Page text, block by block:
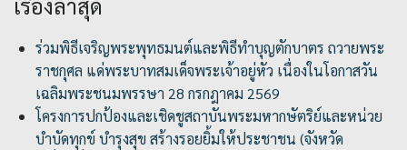
ร่วมพิธีเจริญพระพุทธมนต์และพิธีทำบุญตักบาตร ถวายพระ
ราชกุศล แด่พระบาทสมเด็จพระเจ้าอยู่หัว เนื่องในโอกาสวัน
เฉลิมพระชนมพรรษา 28 กรกฎาคม 2569
โครงการปกป้องและเชิดชูสถาบันพระมหากษัตริย์และหน่วย
บำบัดทุกข์ บำรุงสุข สร้างรอยยิ้มให้ประชาชน (จังหวัด